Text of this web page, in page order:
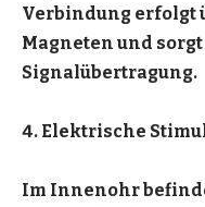
Verbindung erfolgt
Magneten und
Signalübertragung.
4. Elektrische
Im Innenohr